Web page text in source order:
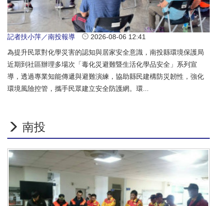
記者扶小萍／南投報導
2026-08-06 12:41
為提升民眾對化學災害的認知與居家安全意識，南投縣環境保護局
近期到社區辦理多場次「毒化災避難暨生活化學品安全」系列宣
導，透過專業知能傳遞與避難演練，協助縣民建構防災韌性，強化
環境風險控管，攜手民眾建立安全防護網。環...
南投